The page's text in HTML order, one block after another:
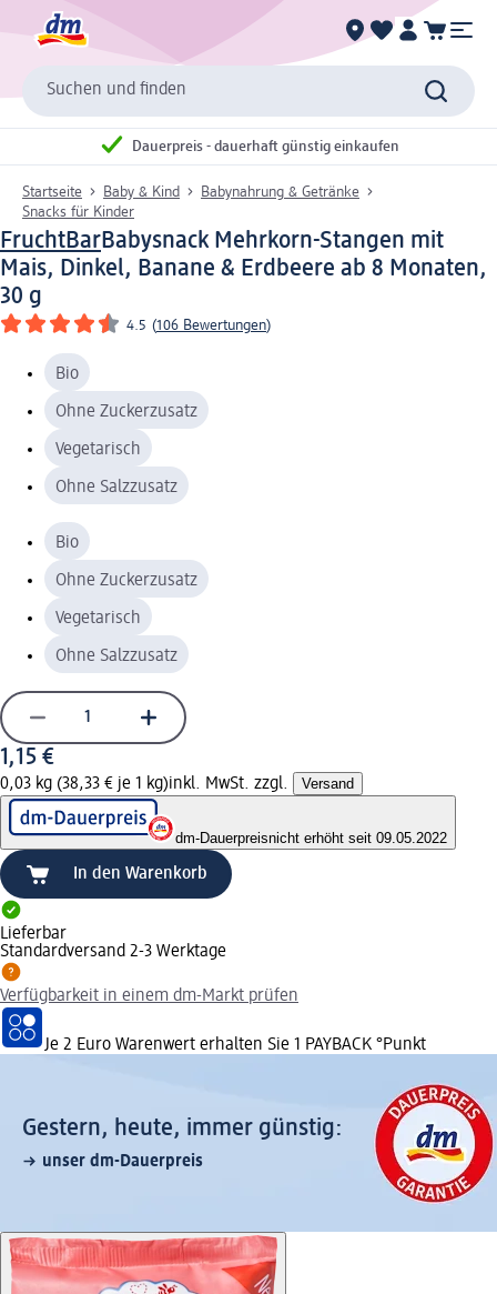
Suchen und finden
Dauerpreis - dauerhaft günstig einkaufen
Startseite Baby & Kind
Babynahrung & Getränke
Snacks für Kinder
FruchtBarBabysnack Mehrkorn-Stangen mit
Mais, Dinkel, Banane & Erdbeere ab 8 Monaten,
30 g
4.5 (106 Bewertungen)
Bio
Ohne Zuckerzusatz
Vegetarisch
Ohne Salzzusatz
Bio
Ohne Zuckerzusatz
Vegetarisch
Ohne Salzzusatz
1,15 €
0,03 kg (38,33 € je 1 kg)inkl. MwSt. zzgl. Versand
dm-Dauerpreisnicht erhöht seit 09.05.2022
In den Warenkorb
Lieferbar
Standardversand 2-3 Werktage
Verfügbarkeit in einem dm-Markt prüfen
Je 2 Euro Warenwert erhalten Sie 1 PAYBACK °Punkt
Gestern, heute, immer günstig:
unser dm-Dauerpreis